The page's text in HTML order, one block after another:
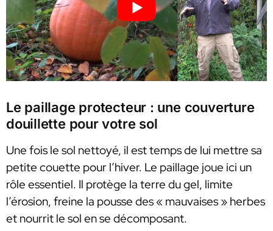
Le paillage protecteur : une couverture
douillette pour votre sol
Une fois le sol nettoyé, il est temps de lui mettre sa
petite couette pour l’hiver. Le paillage joue ici un
rôle essentiel. Il protège la terre du gel, limite
l’érosion, freine la pousse des « mauvaises » herbes
et nourrit le sol en se décomposant.